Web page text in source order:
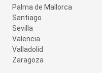
Palma de Mallorca
Santiago
Sevilla
Valencia
Valladolid
Zaragoza